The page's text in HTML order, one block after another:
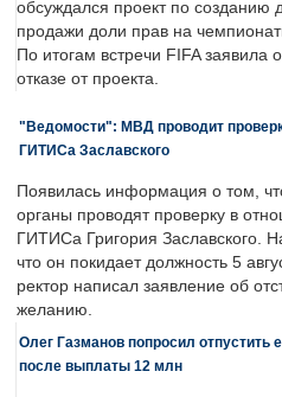
обсуждался проект по созданию
продажи доли прав на
По итогам встречи FIFA
отказе от проекта.
"Ведомости": МВД проводит
ГИТИСа Заславского
Появилась информация о том,
органы проводят проверку в
ГИТИСа Григория Заславского.
что он покидает должность 5
ректор написал заявление об
желанию.
Олег Газманов попросил отпустить
после выплаты 12 млн